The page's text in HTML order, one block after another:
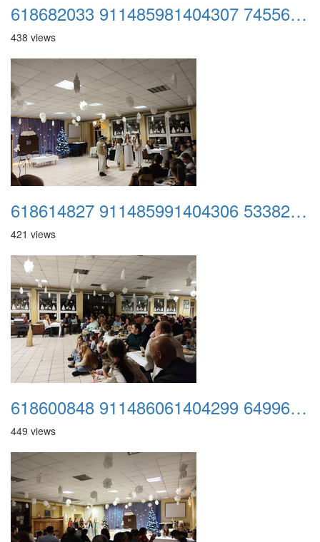
618682033 911485981404307 7455653030090893994 n
438 views
618614827 911485991404306 533826515230250903 n
421 views
618600848 911486061404299 6499615733355527919 n
449 views